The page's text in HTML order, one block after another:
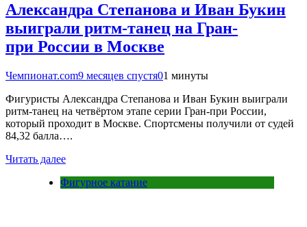
Александра Степанова и Иван Букин
выиграли ритм-танец на Гран-
при России в Москве
Чемпионат.com9 месяцев спустя01 минуты
Фигуристы Александра Степанова и Иван Букин выиграли
ритм-танец на четвёртом этапе серии Гран-при России,
который проходит в Москве. Спортсмены получили от судей
84,32 балла….
Читать далее
Фигурное катание